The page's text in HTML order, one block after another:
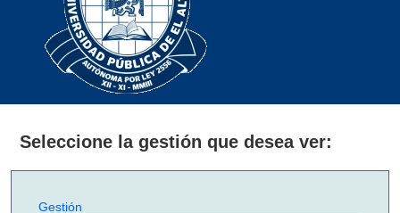
Seleccione la gestión que desea ver:
Gestión